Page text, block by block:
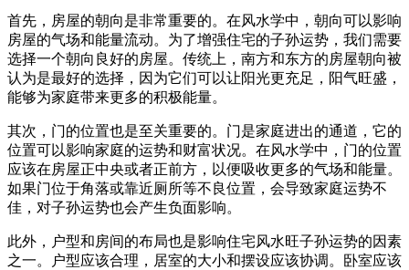
首先，房屋的朝向是非常重要的。在风水学中，朝向可以影响
房屋的气场和能量流动。为了增强住宅的子孙运势，我们需要
选择一个朝向良好的房屋。传统上，南方和东方的房屋朝向被
认为是最好的选择，因为它们可以让阳光更充足，阳气旺盛，
能够为家庭带来更多的积极能量。
其次，门的位置也是至关重要的。门是家庭进出的通道，它的
位置可以影响家庭的运势和财富状况。在风水学中，门的位置
应该在房屋正中央或者正前方，以便吸收更多的气场和能量。
如果门位于角落或靠近厕所等不良位置，会导致家庭运势不
佳，对子孙运势也会产生负面影响。
此外，户型和房间的布局也是影响住宅风水旺子孙运势的因素
之一。户型应该合理，居室的大小和摆设应该协调。卧室应该